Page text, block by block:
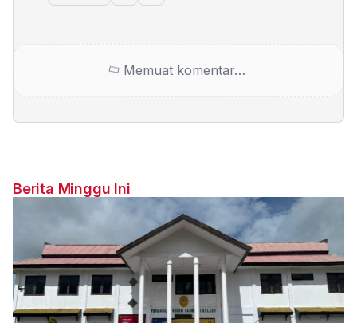
Memuat komentar…
Berita Minggu Ini